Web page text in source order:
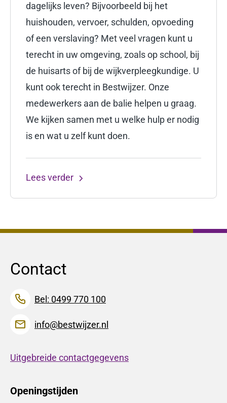
dagelijks leven? Bijvoorbeeld bij het
huishouden, vervoer, schulden, opvoeding
of een verslaving? Met veel vragen kunt u
terecht in uw omgeving, zoals op school, bij
de huisarts of bij de wijkverpleegkundige. U
kunt ook terecht in Bestwijzer. Onze
medewerkers aan de balie helpen u graag.
We kijken samen met u welke hulp er nodig
is en wat u zelf kunt doen.
Lees verder
Contact
Bel: 0499 770 100
info@bestwijzer.nl
Uitgebreide contactgegevens
Openingstijden